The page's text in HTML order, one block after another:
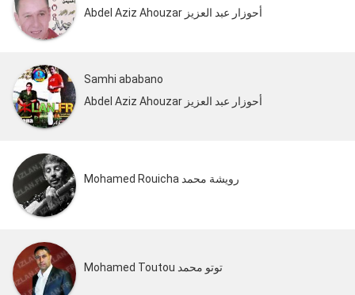
Abdel Aziz Ahouzar أحوزار عبد العزيز
Samhi ababano
Abdel Aziz Ahouzar أحوزار عبد العزيز
Mohamed Rouicha رويشة محمد
Mohamed Toutou توتو محمد